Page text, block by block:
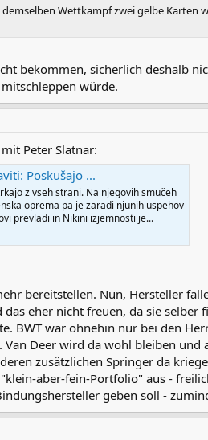
Wettkampf zwei gelbe Karten
bekommen, sicherlich deshalb
würde.
Peter Slatnar:
Poskušajo ...
z vseh strani. Na njegovih smučeh
oprema pa je zaradi njunih uspehov
prevladi in Nikini izjemnosti je...
bereitstellen. Nun, Hersteller
eher nicht freuen, da sie selber
BWT war ohnehin nur bei den
Deer wird da wohl bleiben
zusätzlichen Springer da
aber-fein-Portfolio" aus -
geben soll -